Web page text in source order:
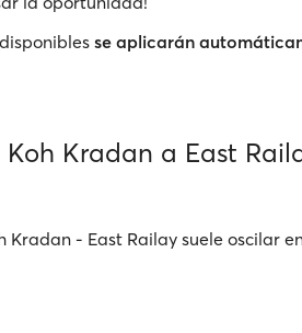
se aplicarán
Kradan a East
- East Railay suele oscilar